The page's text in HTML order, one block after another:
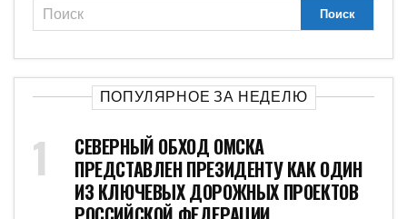
ПОПУЛЯРНОЕ ЗА НЕДЕЛЮ
СЕВЕРНЫЙ ОБХОД ОМСКА
ПРЕДСТАВЛЕН ПРЕЗИДЕНТУ КАК ОДИН
ИЗ КЛЮЧЕВЫХ ДОРОЖНЫХ ПРОЕКТОВ